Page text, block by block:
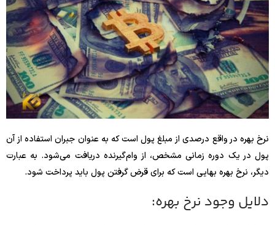
نرخ بهره در واقع درصدی از مبلغ پول است که به عنوان جبران استفاده از آن
پول در یک دوره زمانی مشخص، از وام‌گیرنده دریافت می‌شود. به عبارت
دیگر، نرخ بهره بهایی است که برای قرض گرفتن پول باید پرداخت شود.
دلایل وجود نرخ بهره: